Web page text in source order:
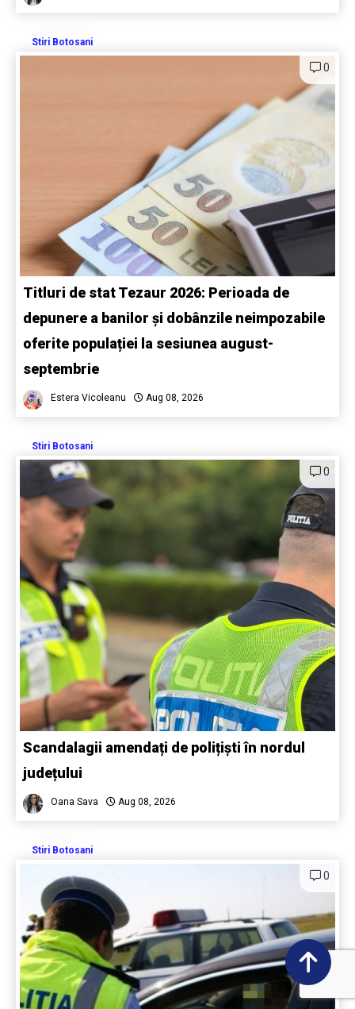
Stiri Botosani
0
Titluri de stat Tezaur 2026: Perioada de
depunere a banilor și dobânzile neimpozabile
oferite populației la sesiunea august-
septembrie
Estera Vicoleanu Aug 08, 2026
Stiri Botosani
0
Scandalagii amendați de polițiști în nordul
județului
Oana Sava Aug 08, 2026
Stiri Botosani
0